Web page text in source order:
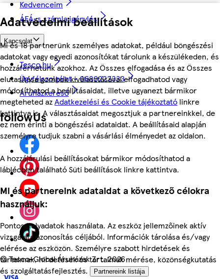
Adatvédelmi beállítások
Mi és 18 partnerünk személyes adatokat, például böngészési
adatokat vagy egyedi azonosítókat tárolunk a készülékeden, és
hozzáférhetünk azokhoz. Az Összes elfogadása és az Összes
elutasítása gombok kiválasztásával elfogadhatod vagy
módosíthatod a beállításaidat, illetve ugyanezt bármikor
megteheted azAdatkezelési és Cookie tájékoztató linkre
kattintva is. A választásaidat megosztjuk a partnereinkkel, de
ez nem érinti a böngészési adataidat. A beállításaid alapján
személyre tudjuk szabni a vásárlási élményedet az oldalon.
A hozzájárulási beállításokat bármikor módosíthatod a
láblécben található Süti beállítások linkre kattintva.
Mi és partnereink adataidat a következő célokra
használjuk:
Pontos helyadatok használata. Az eszköz jellemzőinek aktív
vizsgálata azonosítás céljából. Információk tárolása és/vagy
elérése az eszközön. Személyre szabott hirdetések és
tartalmak, hirdetések és tartalmak mérése, közönségkutatás
és szolgáltatásfejlesztés.
Partnereink listája
Kedvenceim
ÁFÁ-s számla igénylés
Kapcsolat
Tesco.hu
Ügyfélszolgálat - 0680222333
Áruházkereső
followUs
©Tesco-Global Áruházak Zrt. 2026